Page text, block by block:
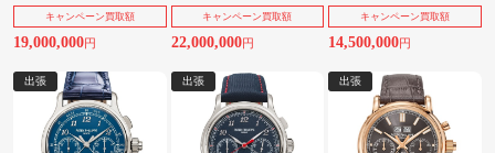
キャンペーン買取額
19,000,000円
キャンペーン買取額
22,000,000円
キャンペーン買取額
14,500,000円
出張 出張 出張